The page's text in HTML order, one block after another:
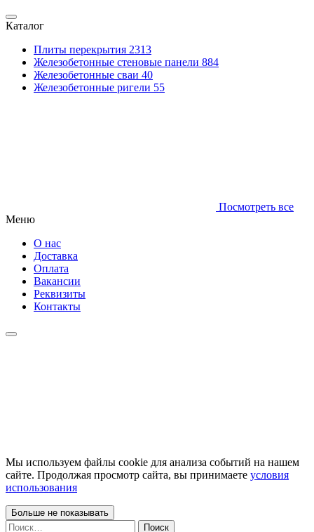
Каталог
Плиты перекрытия 2313
Железобетонные стеновые панели 884
Железобетонные сваи 40
Железобетонные ригели 55
Посмотреть все
Меню
О нас
Доставка
Оплата
Вакансии
Реквизиты
Контакты
Мы используем файлы cookie для анализа событий на нашем
сайте. Продолжая просмотр сайта, вы принимаете условия
использования
Больше не показывать
Найти: